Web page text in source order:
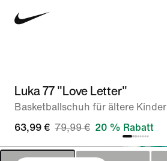
Luka 77 "Love Letter"
Basketballschuh für ältere Kinder
63,99 € 79,99 € 20 % Rabatt